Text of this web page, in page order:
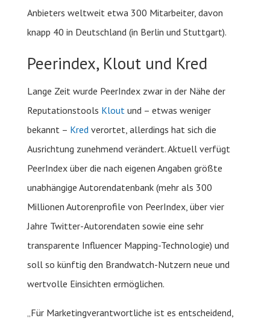
Anbieters weltweit etwa 300 Mitarbeiter, davon
knapp 40 in Deutschland (in Berlin und Stuttgart).
Peerindex, Klout und Kred
Lange Zeit wurde PeerIndex zwar in der Nähe der
Reputationstools Kloutund – etwas weniger
bekannt – Kredverortet, allerdings hat sich die
Ausrichtung zunehmend verändert. Aktuell verfügt
PeerIndex über die nach eigenen Angaben größte
unabhängige Autorendatenbank (mehr als 300
Millionen Autorenprofile von PeerIndex, über vier
Jahre Twitter-Autorendaten sowie eine sehr
transparente Influencer Mapping-Technologie) und
soll so künftig den Brandwatch-Nutzern neue und
wertvolle Einsichten ermöglichen.
„Für Marketingverantwortliche ist es entscheidend,